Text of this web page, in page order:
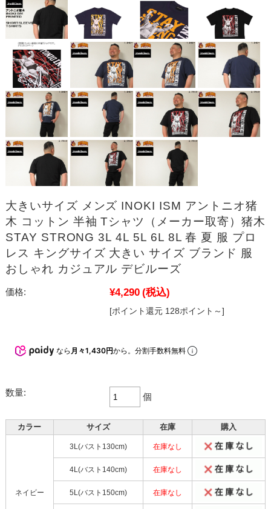
大きいサイズ メンズ INOKI ISM アントニオ猪
木 コットン 半袖 Tシャツ（メーカー取寄）猪木
STAY STRONG 3L 4L 5L 6L 8L 春 夏 服 プロ
レス キングサイズ 大きい サイズ ブランド 服
おしゃれ カジュアル デビルーズ
価格: ¥4,290 (税込)
[ポイント還元 128ポイント～]
なら 月々1,430円から。分割手数料無料
数量: 個
カラー サイズ 在庫 購入
ネイビー
3L(バスト130cm) 在庫なし
4L(バスト140cm) 在庫なし
5L(バスト150cm) 在庫なし